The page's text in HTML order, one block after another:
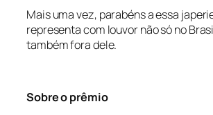
Mais uma vez, parabéns a essa
representa com louvor não só no
também fora dele.
Sobre o prêmio